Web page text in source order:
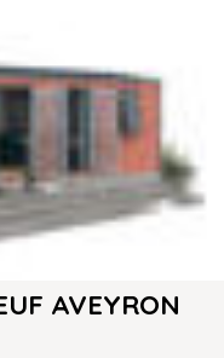
AVEYRON